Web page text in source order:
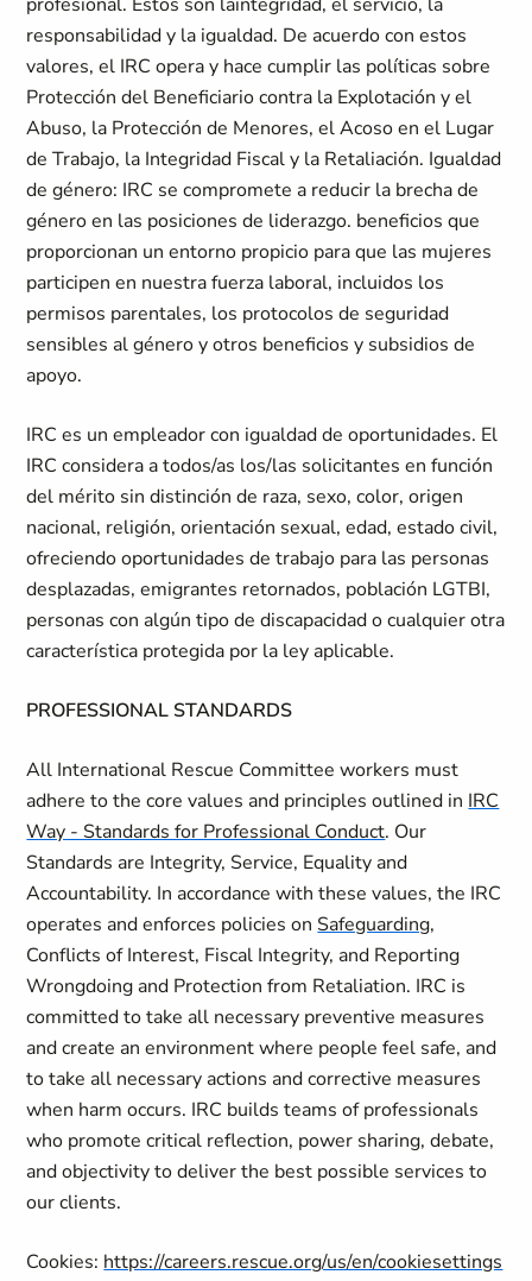
responsabilidad y la igualdad. De acuerdo con estos
valores, el IRC opera y hace cumplir las políticas sobre
Protección del Beneficiario contra la Explotación y el
Abuso, la Protección de Menores, el Acoso en el Lugar
de Trabajo, la Integridad Fiscal y la Retaliación. Igualdad
de género: IRC se compromete a reducir la brecha de
género en las posiciones de liderazgo. beneficios que
proporcionan un entorno propicio para que las mujeres
participen en nuestra fuerza laboral, incluidos los
permisos parentales, los protocolos de seguridad
sensibles al género y otros beneficios y subsidios de
apoyo.
IRC es un empleador con igualdad de oportunidades. El
IRC considera a todos/as los/las solicitantes en función
del mérito sin distinción de raza, sexo, color, origen
nacional, religión, orientación sexual, edad, estado civil,
ofreciendo oportunidades de trabajo para las personas
desplazadas, emigrantes retornados, población LGTBI,
personas con algún tipo de discapacidad o cualquier otra
característica protegida por la ley aplicable.
PROFESSIONAL STANDARDS
All International Rescue Committee workers must
adhere to the core values and principles outlined in IRC
Way - Standards for Professional Conduct. Our
Standards are Integrity, Service, Equality and
Accountability. In accordance with these values, the IRC
operates and enforces policies on Safeguarding,
Conflicts of Interest, Fiscal Integrity, and Reporting
Wrongdoing and Protection from Retaliation. IRC is
committed to take all necessary preventive measures
and create an environment where people feel safe, and
to take all necessary actions and corrective measures
when harm occurs. IRC builds teams of professionals
who promote critical reflection, power sharing, debate,
and objectivity to deliver the best possible services to
our clients.
Cookies: https://careers.rescue.org/us/en/cookiesettings